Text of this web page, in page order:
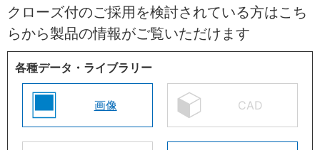
クローズ付のご採用を検討されている方はこち
らから製品の情報がご覧いただけます
各種データ・ライブラリー
画像 CAD